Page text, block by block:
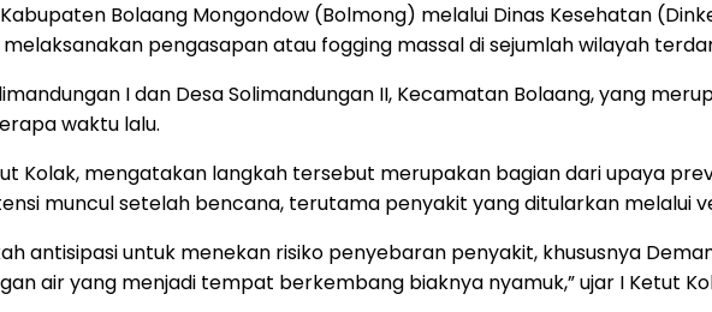
Bolaang Mongondow (Bolmong) melalui Dinas Kesehatan
pengasapan atau fogging massal di sejumlah wilayah
I dan Desa Solimandungan II, Kecamatan Bolaang, yang
waktu lalu.
Kolak, mengatakan langkah tersebut merupakan bagian dari upaya
muncul setelah bencana, terutama penyakit yang ditularkan melalui
antisipasi untuk menekan risiko penyebaran penyakit, khususnya
air yang menjadi tempat berkembang biaknya nyamuk,” ujar I Ketut